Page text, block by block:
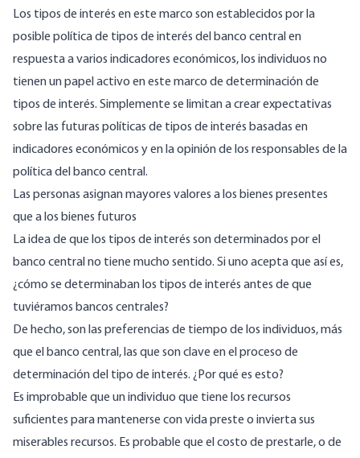
Los tipos de interés en este marco son establecidos por la
posible política de tipos de interés del banco central en
respuesta a varios indicadores económicos, los individuos no
tienen un papel activo en este marco de determinación de
tipos de interés. Simplemente se limitan a crear expectativas
sobre las futuras políticas de tipos de interés basadas en
indicadores económicos y en la opinión de los responsables de la
política del banco central.
Las personas asignan mayores valores a los bienes presentes
que a los bienes futuros
La idea de que los tipos de interés son determinados por el
banco central no tiene mucho sentido. Si uno acepta que así es,
¿cómo se determinaban los tipos de interés antes de que
tuviéramos bancos centrales?
De hecho, son las preferencias de tiempo de los individuos, más
que el banco central, las que son clave en el proceso de
determinación del tipo de interés. ¿Por qué es esto?
Es improbable que un individuo que tiene los recursos
suficientes para mantenerse con vida preste o invierta sus
miserables recursos. Es probable que el costo de prestarle, o de